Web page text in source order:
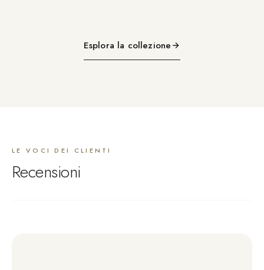
Esplora la collezione
LE VOCI DEI CLIENTI
Recensioni